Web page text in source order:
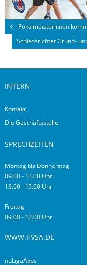
Pokalmeisterinnen
Schiedsrichter Grund-
INTERN
Kontakt
Die Geschäftsstelle
SPRECHZEITEN
Montag bis Donnerstag
09.00 - 12.00 Uhr
13.00 - 15.00 Uhr
Freitag
09.00 - 12.00 Uhr
WWW.HVSA.DE
nuLigaApps